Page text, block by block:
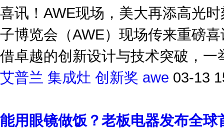
喜讯！AWE现场，美大再添高光
子博览会（AWE）现场传来重磅
借卓越的创新设计与技术突破，
艾普兰 集成灶 创新奖 awe 03-13
能用眼镜做饭？老板电器发布全球